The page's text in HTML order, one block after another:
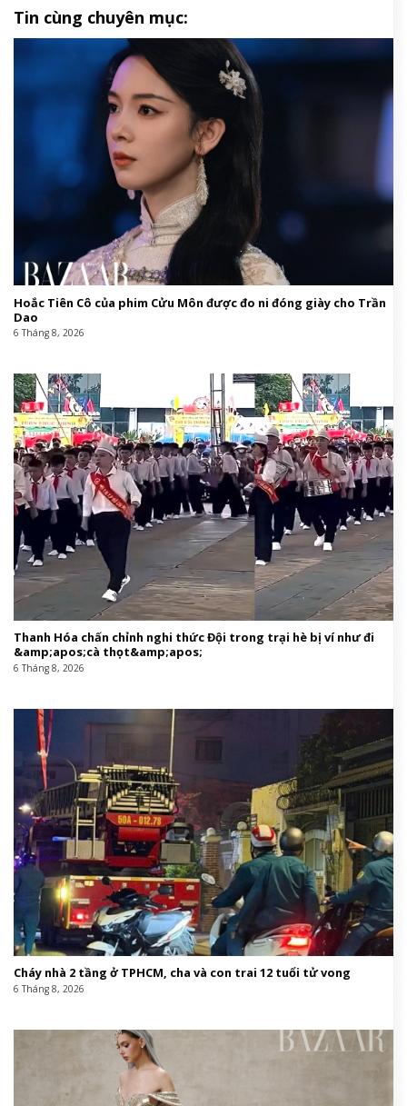
Tin cùng chuyên mục:
Hoắc Tiên Cô của phim Cửu Môn được đo ni đóng giày cho Trần
Dao
6 Tháng 8, 2026
Thanh Hóa chấn chỉnh nghi thức Đội trong trại hè bị ví như đi
&amp;apos;cà thọt&amp;apos;
6 Tháng 8, 2026
Cháy nhà 2 tầng ở TPHCM, cha và con trai 12 tuổi tử vong
6 Tháng 8, 2026